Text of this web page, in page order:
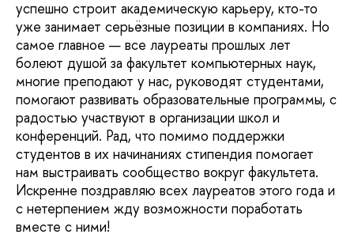
успешно строит академическую карьеру, кто-то
уже занимает серьёзные позиции в компаниях. Но
самое главное — все лауреаты прошлых лет
болеют душой за факультет компьютерных наук,
многие преподают у нас, руководят студентами,
помогают развивать образовательные программы, с
радостью участвуют в организации школ и
конференций. Рад, что помимо поддержки
студентов в их начинаниях стипендия помогает
нам выстраивать сообщество вокруг факультета.
Искренне поздравляю всех лауреатов этого года и
с нетерпением жду возможности поработать
вместе с ними!